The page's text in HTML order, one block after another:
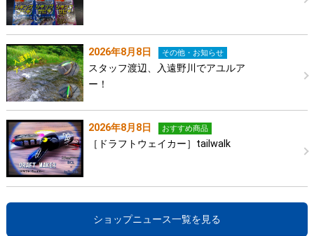
2026年8月8日 その他・お知らせ
スタッフ渡辺、入遠野川でアユルア
ー！
2026年8月8日 おすすめ商品
［ドラフトウェイカー］tailwalk
ショップニュース一覧を見る